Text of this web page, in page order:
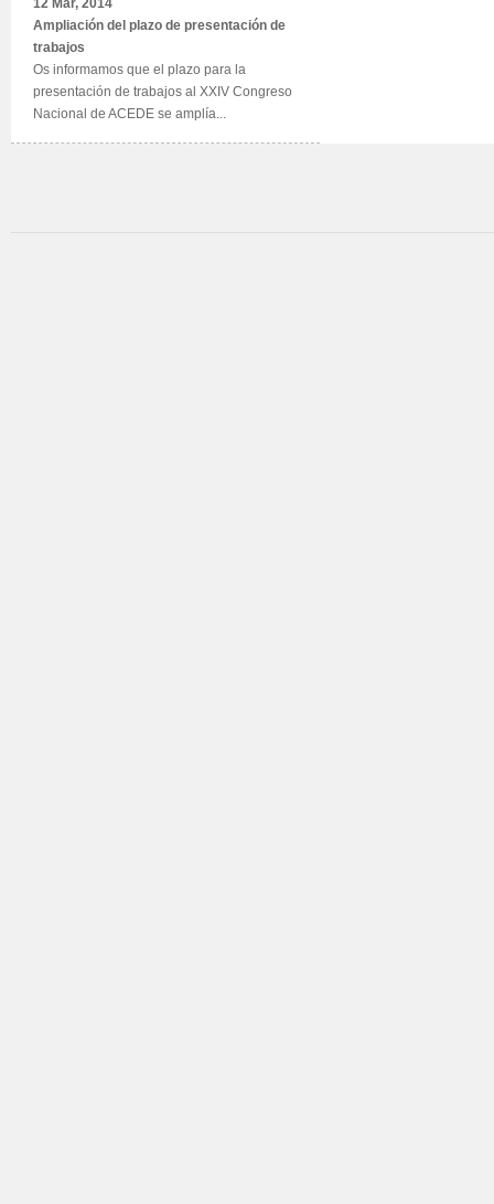
12 Mar, 2014
Ampliación del plazo de presentación de
trabajos
Os informamos que el plazo para la
presentación de trabajos al XXIV Congreso
Nacional de ACEDE se amplía...